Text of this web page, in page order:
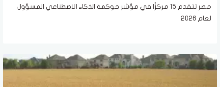
مصر تتقدم 15 مركزًا في مؤشر حوكمة الذكاء الاصطناعي المسؤول
لعام 2026